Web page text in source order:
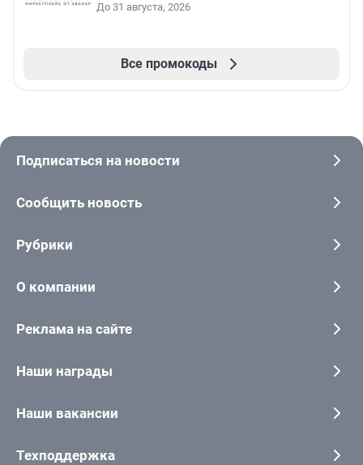
До 31 августа, 2026
Все промокоды
Подписаться на новости
Сообщить новость
Рубрики
О компании
Реклама на сайте
Наши награды
Наши вакансии
Техподдержка